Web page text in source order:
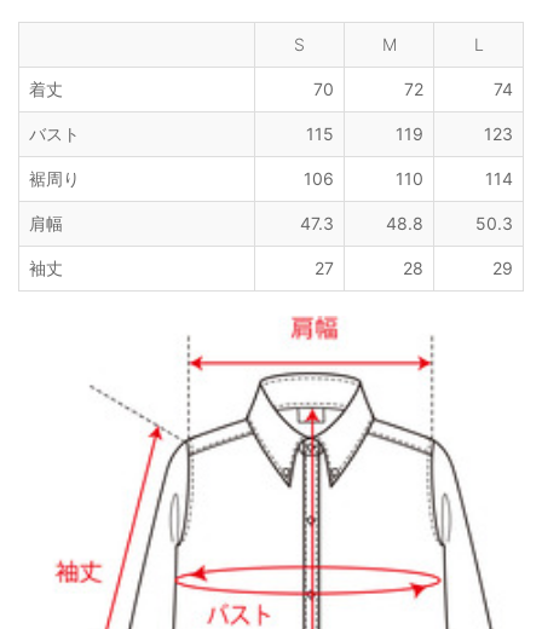
S M L
着丈 70 72 74
バスト 115 119 123
裾周り 106 110 114
肩幅 47.3 48.8 50.3
袖丈 27 28 29